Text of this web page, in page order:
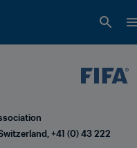
+41 (0) 43 222